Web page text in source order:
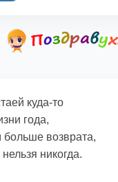
куда-то
года,
больше возврата,
никогда.